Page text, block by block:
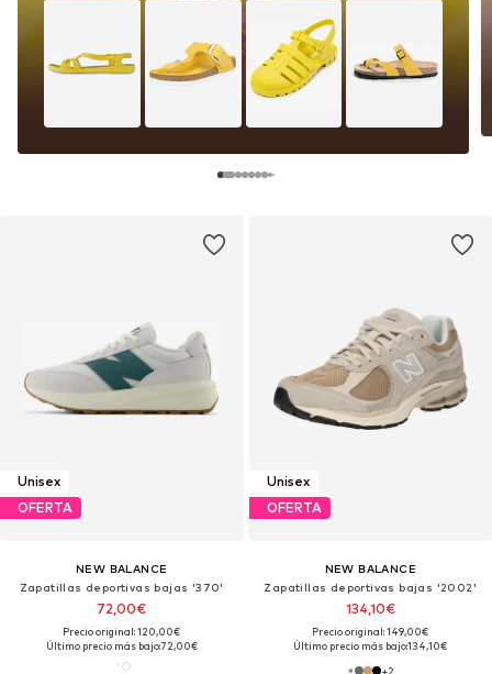
Unisex
OFERTA
NEW BALANCE
Zapatillas deportivas bajas '370'
72,00€
Precio original: 120,00€
Último precio más bajo:72,00€
Unisex
OFERTA
NEW BALANCE
Zapatillas deportivas bajas '2002'
134,10€
Precio original: 149,00€
Último precio más bajo:134,10€
+2